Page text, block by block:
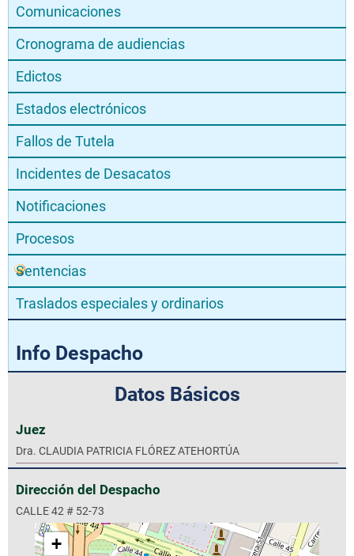
Comunicaciones
Cronograma de audiencias
Edictos
Estados electrónicos
Fallos de Tutela
Incidentes de Desacatos
Notificaciones
Procesos
Sentencias
Traslados especiales y ordinarios
Info Despacho
Datos Básicos
Juez
Dra. CLAUDIA PATRICIA FLÓREZ ATEHORTÚA
Dirección del Despacho
CALLE 42 # 52-73
+